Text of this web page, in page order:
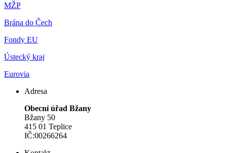
MŽP
Brána do Čech
Fondy EU
Ústecký kraj
Eurovia
Adresa
Obecní úřad Bžany
Bžany 50
415 01 Teplice
IČ:00266264